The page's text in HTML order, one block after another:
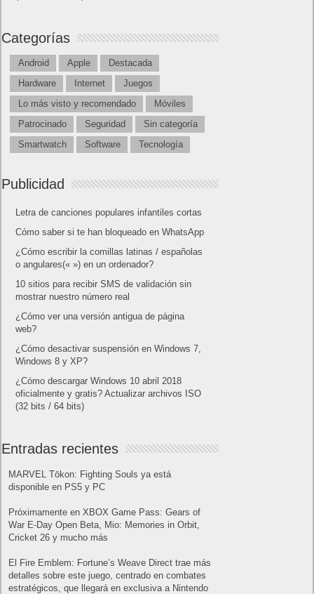
Categorías
Android Apple
Destacada
Hardware
Internet
Juegos
Lo más visto y recomendado
Móviles
Patrocinado
Seguridad
Sin categoría
Smartwatch
Software Tecnología
Publicidad
Letra de canciones populares infantiles cortas
Cómo saber si te han bloqueado en WhatsApp
¿Cómo escribir la comillas latinas / españolas
o angulares(« ») en un ordenador?
10 sitios para recibir SMS de validación sin
mostrar nuestro número real
¿Cómo ver una versión antigua de página
web?
¿Cómo desactivar suspensión en Windows 7,
Windows 8 y XP?
¿Cómo descargar Windows 10 abril 2018
oficialmente y gratis? Actualizar archivos ISO
(32 bits / 64 bits)
Entradas recientes
MARVEL Tōkon: Fighting Souls ya está
disponible en PS5 y PC
Próximamente en XBOX Game Pass: Gears of
War E-Day Open Beta, Mio: Memories in Orbit,
Cricket 26 y mucho más
El Fire Emblem: Fortune’s Weave Direct trae más
detalles sobre este juego, centrado en combates
estratégicos, que llegará en exclusiva a Nintendo